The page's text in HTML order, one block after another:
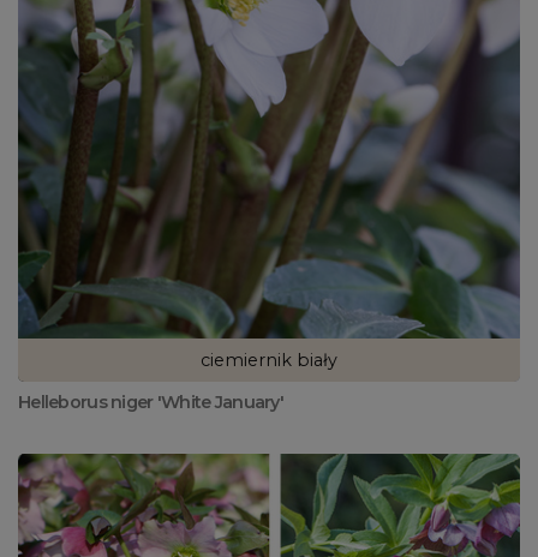
ciemiernik biały
Helleborus niger 'White January'